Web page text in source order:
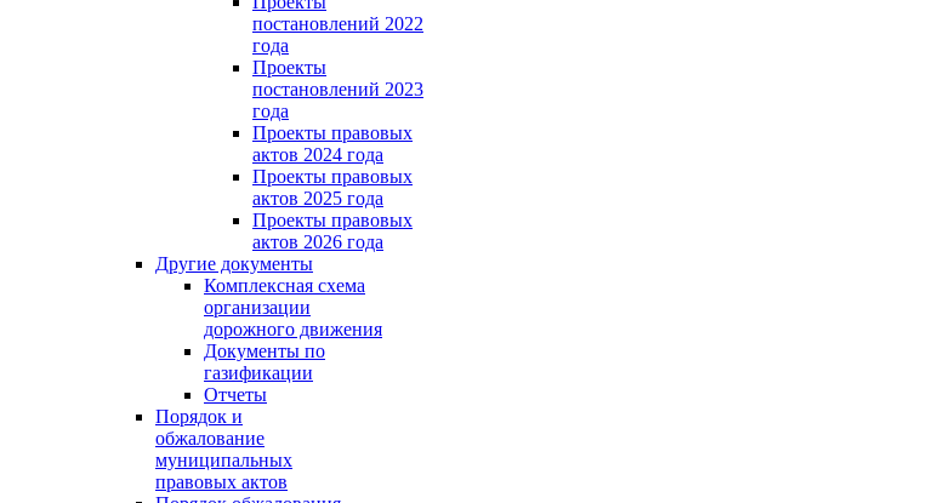
постановлений 2022
года
Проекты
постановлений 2023
года
Проекты правовых
актов 2024 года
Проекты правовых
актов 2025 года
Проекты правовых
актов 2026 года
Другие документы
Комплексная схема
организации
дорожного движения
Документы по
газификации
Отчеты
Порядок и
обжалование
муниципальных
правовых актов